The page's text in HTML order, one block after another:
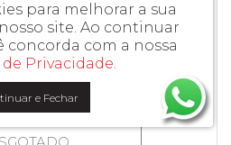
17 x 12 x 5,5 cm - 479A
R$ 49,90
para melhorar a sua
site. Ao continuar
concorda com a nossa
Privacidade.
e Fechar